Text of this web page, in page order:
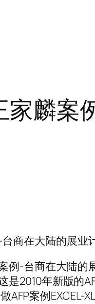
家麟
商在大陆的展业
例-台商在大陆
是2010年新版的
案例EXCEL-